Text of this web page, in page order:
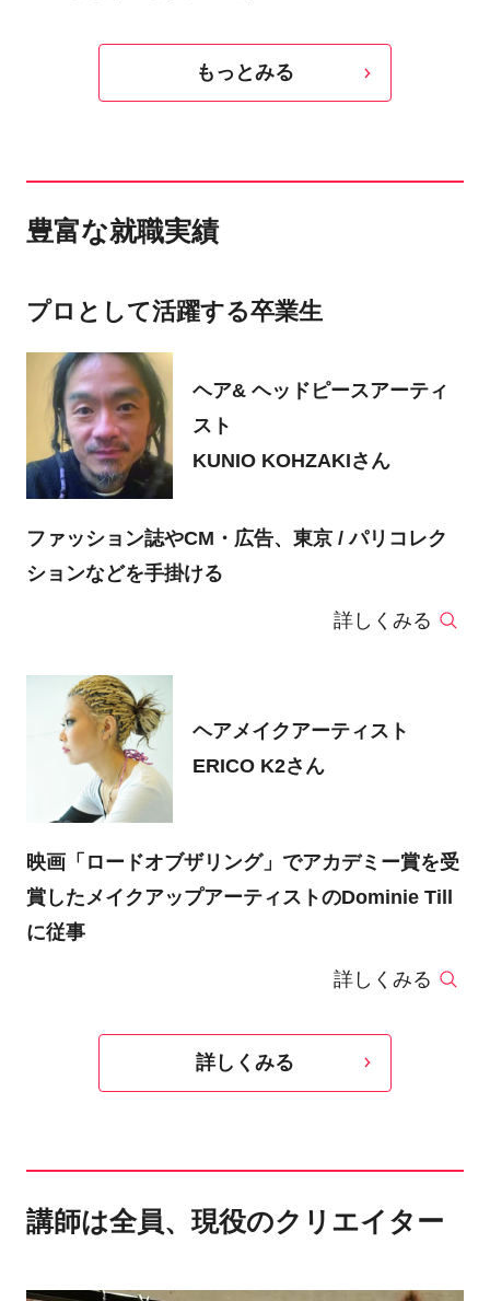
もっとみる
豊富な就職実績
プロとして活躍する卒業生
ヘア& ヘッドピースアーティ
スト
KUNIO KOHZAKIさん
ファッション誌やCM・広告、東京 / パリコレク
ションなどを手掛ける
詳しくみる
ヘアメイクアーティスト
ERICO K2さん
映画「ロードオブザリング」でアカデミー賞を受
賞したメイクアップアーティストのDominie Till
に従事
詳しくみる
詳しくみる
講師は全員、現役のクリエイター